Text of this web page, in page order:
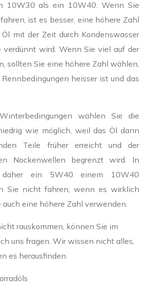
10W30 als ein 10W40. Wenn Sie
ist es besser, eine höhere Zahl
mit der Zeit durch Kondenswasser
verdünnt wird. Wenn Sie viel auf der
sollten Sie eine höhere Zahl wählen,
heisser ist und das
wählen Sie die
wie möglich, weil das Öl dann
Teile früher erreicht und der
Nockenwellen begrenzt wird. In
ein 5W40 einem 10W40
Sie nicht fahren, wenn es wirklich
eine höhere Zahl verwenden.
rauskommen, können Sie im
uns fragen. Wir wissen nicht alles,
es herausfinden.